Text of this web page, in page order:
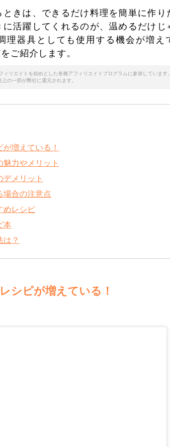
きは、できるだけ料理を簡単に作り
活躍してくれるのが、温めるだけじ
理器具としても使用する機会が増え
ご紹介します。
ィリエイトを始めとした各種アフィリエイトプログラムに参加しています
の一部が弊社に還元されます。
増えている！
力やメリット
メリット
場合の注意点
めレシピ
本
は？
シピが増えている！